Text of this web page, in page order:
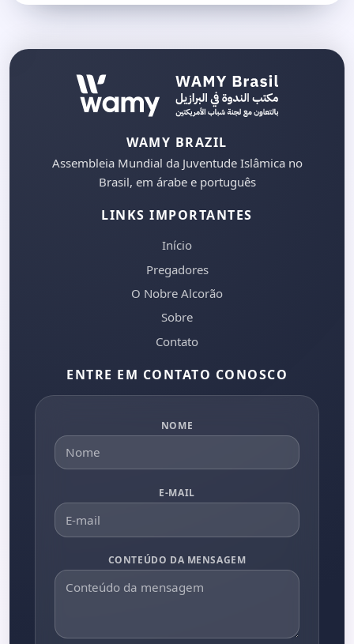
WAMY BRAZIL
Assembleia Mundial da Juventude Islâmica no
Brasil, em árabe e português
LINKS IMPORTANTES
Início
Pregadores
O Nobre Alcorão
Sobre
Contato
ENTRE EM CONTATO CONOSCO
NOME
E-MAIL
CONTEÚDO DA MENSAGEM